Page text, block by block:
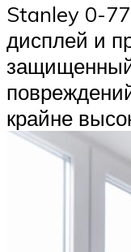
Stanley 0-
дисплей и
крайне